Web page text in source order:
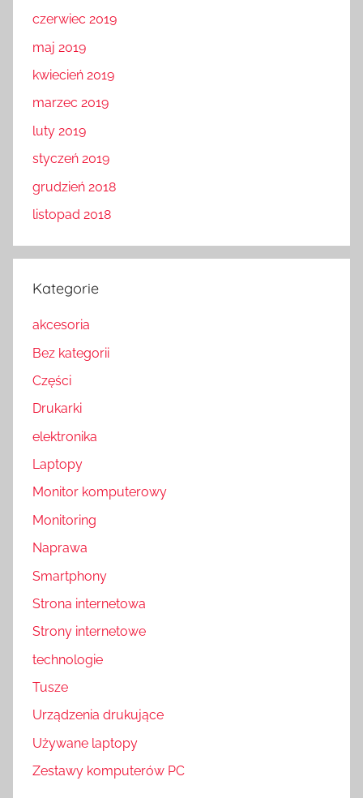
czerwiec 2019
maj 2019
kwiecień 2019
marzec 2019
luty 2019
styczeń 2019
grudzień 2018
listopad 2018
Kategorie
akcesoria
Bez kategorii
Części
Drukarki
elektronika
Laptopy
Monitor komputerowy
Monitoring
Naprawa
Smartphony
Strona internetowa
Strony internetowe
technologie
Tusze
Urządzenia drukujące
Używane laptopy
Zestawy komputerów PC